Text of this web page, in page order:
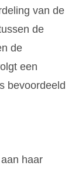
van de
de
de
een
bevoordeeld
haar